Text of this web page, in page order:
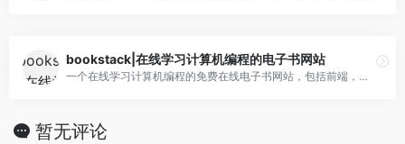
bookstack|在线学习计算机编程的电子书网站
一个在线学习计算机编程的免费在线电子书网站，包括前端，中间件和后端的所有编程方面在线学习资料；
暂无评论